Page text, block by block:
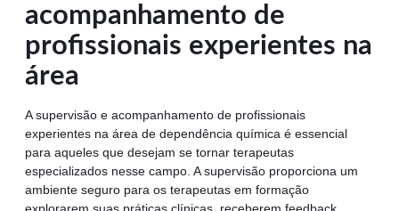
acompanhamento de
profissionais experientes na
área
A supervisão e acompanhamento de profissionais
experientes na área de dependência química é essencial
para aqueles que desejam se tornar terapeutas
especializados nesse campo. A supervisão proporciona um
ambiente seguro para os terapeutas em formação
explorarem suas práticas clínicas, receberem feedback